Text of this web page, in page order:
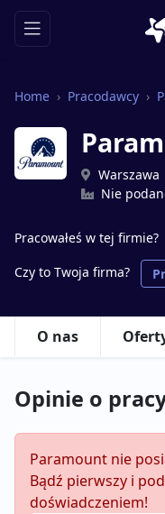
Home Pracodawcy
Warszawa
Nie
Pracowałeś w tej firmie?
Czy to Twoja firma?
O nas
Opinie o
Paramount nie
Bądź pierwszy i
doświadczeniem!